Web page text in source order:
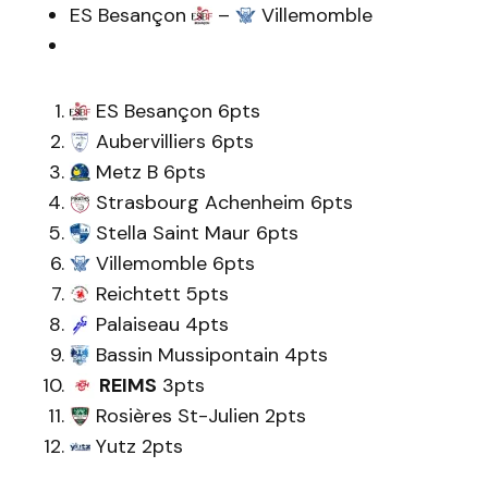
ES Besançon
– Villemomble
ES Besançon 6pts
Aubervilliers 6pts
Metz B 6pts
Strasbourg Achenheim 6pts
Stella Saint Maur 6pts
Villemomble 6pts
Reichtett 5pts
Palaiseau 4pts
Bassin Mussipontain 4pts
REIMS 3pts
Rosières St-Julien 2pts
Yutz 2pts